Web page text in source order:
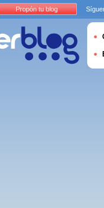
Propón tu blog